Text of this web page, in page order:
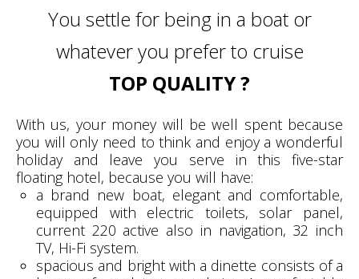
You settle for being in a boat or
whatever you prefer to cruise
TOP QUALITY ?
With us, your money will be well spent because
you will only need to think and enjoy a wonderful
holiday and leave you serve in this five-star
floating hotel, because you will have:
a brand new boat, elegant and comfortable,
equipped with electric toilets, solar panel,
current 220 active also in navigation, 32 inch
TV, Hi-Fi system.
spacious and bright with a dinette consists of a